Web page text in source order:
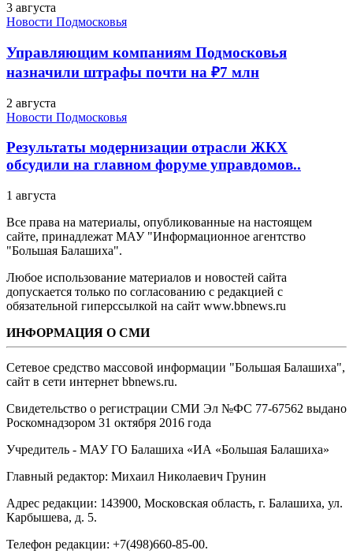
3 августа
Новости Подмосковья
Управляющим компаниям Подмосковья
назначили штрафы почти на ₽7 млн
2 августа
Новости Подмосковья
Результаты модернизации отрасли ЖКХ
обсудили на главном форуме управдомов..
1 августа
Все права на материалы, опубликованные на настоящем
сайте, принадлежат МАУ "Информационное агентство
"Большая Балашиха".
Любое использование материалов и новостей сайта
допускается только по согласованию с редакцией с
обязательной гиперссылкой на сайт www.bbnews.ru
ИНФОРМАЦИЯ О СМИ
Сетевое средство массовой информации "Большая Балашиха",
сайт в сети интернет bbnews.ru.
Свидетельство о регистрации СМИ Эл №ФС ‎77-67562 выдано
Роскомнадзором 31 октября 2016 года
Учредитель - МАУ ГО Балашиха «ИА «Большая Балашиха»
Главный редактор: Михаил Николаевич Грунин
Адрес редакции: 143900, Московская область, г. Балашиха, ул.
Карбышева, д. 5.
Телефон редакции: +7(498)660-85-00.